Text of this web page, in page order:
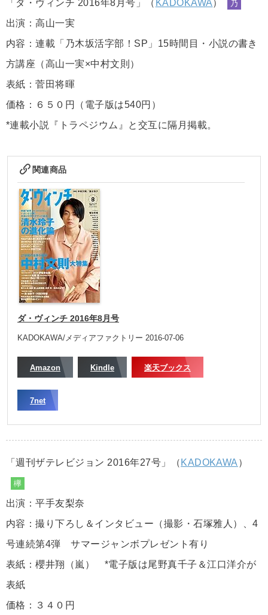
「ダ・ヴィンチ 2016年8月号」（ KADOKAWA ） 乃
出演：高山一実
内容：連載「乃木坂活字部！SP」15時間目・小説の書き
方講座（高山一実×中村文則）
表紙：菅田将暉
価格：６５０円（電子版は540円）
*連載小説『トラペジウム』と交互に隔月掲載。
関連商品
ダ・ヴィンチ 2016年8月号
KADOKAWA/メディアファクトリー 2016-07-06
Amazon Kindle 楽天ブックス
7net
「週刊ザテレビジョン 2016年27号」（ KADOKAWA）
欅
出演：平手友梨奈
内容：撮り下ろし＆インタビュー（撮影・石塚雅人）、4
号連続第4弾 サマージャンボプレゼント有り
表紙：櫻井翔（嵐） *電子版は尾野真千子＆江口洋介が
表紙
価格：３４０円